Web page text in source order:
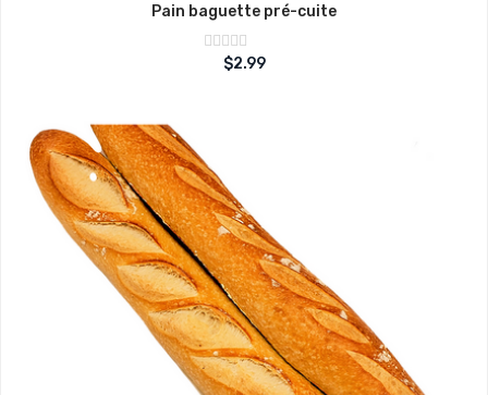
Pain baguette pré-cuite
Note
sur
$2.99